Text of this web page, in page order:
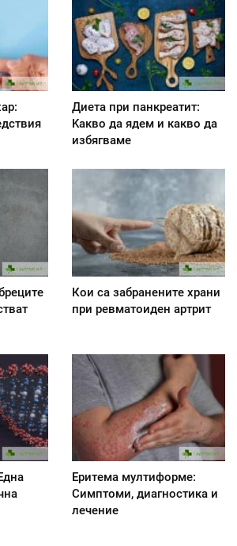
Диета при панкреатит:
Kакво да ядем и какво да
избягваме
Кои са забранените храни
при ревматоиден артрит
Еритема мултиформе:
Симптоми, диагностика и
лечение